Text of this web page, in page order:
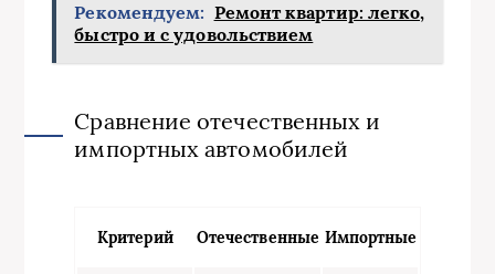
Рекомендуем: Ремонт квартир: легко,
быстро и с удовольствием
Сравнение отечественных и
импортных автомобилей
Критерий Отечественные Импортные